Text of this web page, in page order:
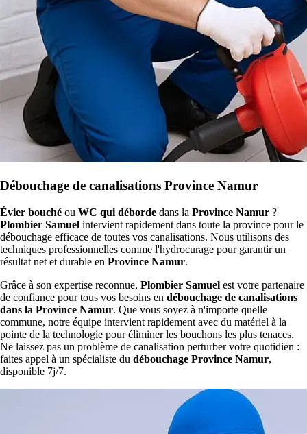
Débouchage de canalisations Province Namur
Évier bouché ou WC qui déborde dans la Province Namur ?
Plombier Samuel intervient rapidement dans toute la province pour le
débouchage efficace de toutes vos canalisations. Nous utilisons des
techniques professionnelles comme l'hydrocurage pour garantir un
résultat net et durable en Province Namur.
Grâce à son expertise reconnue, Plombier Samuel est votre partenaire
de confiance pour tous vos besoins en débouchage de canalisations
dans la Province Namur. Que vous soyez à n'importe quelle
commune, notre équipe intervient rapidement avec du matériel à la
pointe de la technologie pour éliminer les bouchons les plus tenaces.
Ne laissez pas un problème de canalisation perturber votre quotidien :
faites appel à un spécialiste du débouchage Province Namur,
disponible 7j/7.